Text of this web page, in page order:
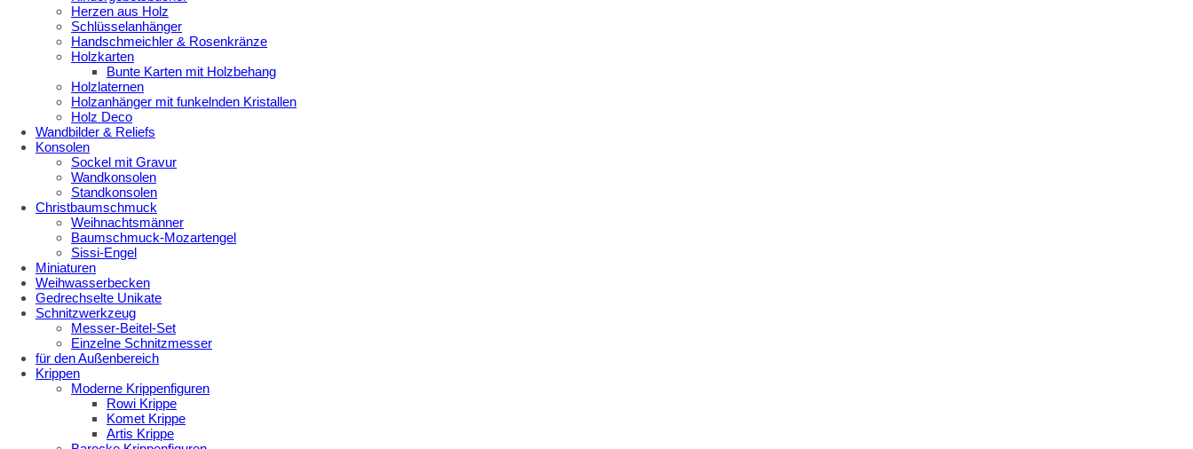
Herzen aus Holz
Schlüsselanhänger
Handschmeichler & Rosenkränze
Holzkarten
Bunte Karten mit Holzbehang
Holzlaternen
Holzanhänger mit funkelnden Kristallen
Holz Deco
Wandbilder & Reliefs
Konsolen
Sockel mit Gravur
Wandkonsolen
Standkonsolen
Christbaumschmuck
Weihnachtsmänner
Baumschmuck-Mozartengel
Sissi-Engel
Miniaturen
Weihwasserbecken
Gedrechselte Unikate
Schnitzwerkzeug
Messer-Beitel-Set
Einzelne Schnitzmesser
für den Außenbereich
Krippen
Moderne Krippenfiguren
Rowi Krippe
Komet Krippe
Artis Krippe